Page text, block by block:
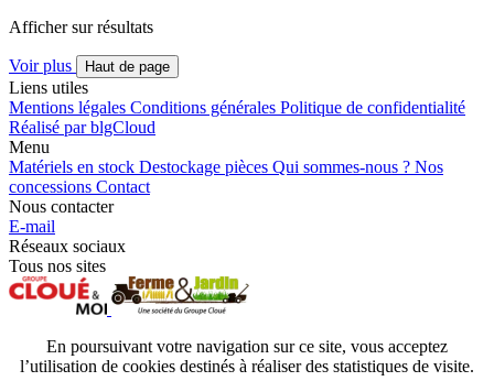
Affichersurrésultats
Voir plus Haut de page
Liens utiles
Mentions légales Conditions générales Politique de confidentialité
Réalisé par blgCloud
Menu
Matériels en stock Destockage pièces Qui sommes-nous ? Nos
concessions Contact
Nous contacter
E-mail
Réseaux sociaux
Tous nos sites
En poursuivant votre navigation sur ce site, vous acceptez
l’utilisation de cookies destinés à réaliser des statistiques de visite.